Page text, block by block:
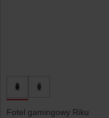
Fotel gamingowy Riku